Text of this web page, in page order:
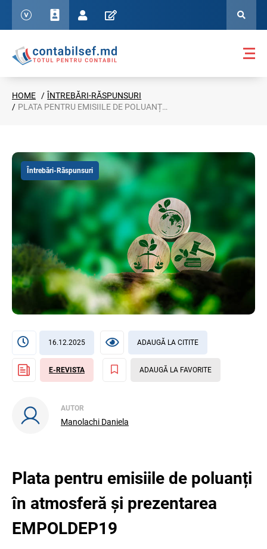
HOME
ÎNTREBĂRI-RĂSPUNSURI
PLATA PENTRU EMISIILE DE POLUANȚI ÎN ATMOSFERĂ ȘI PREZENTAREA EMPOLDEP19
Întrebări-Răspunsuri
16.12.2025 ADAUGĂ LA CITITE
E-REVISTA ADAUGĂ LA FAVORITE
AUTOR
Manolachi Daniela
Plata pentru emisiile de poluanți
în atmosferă și prezentarea
EMPOLDEP19